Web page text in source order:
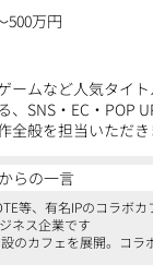
500万円
ームなど人気タイ
、SNS・EC・POP
全般を担当いただ
思わせる魅力的なデ
でなく海外市場向け
視点でスキルを磨
らの一言
等、有名IPのコラボ
ネス企業です
のカフェを展開。コラ